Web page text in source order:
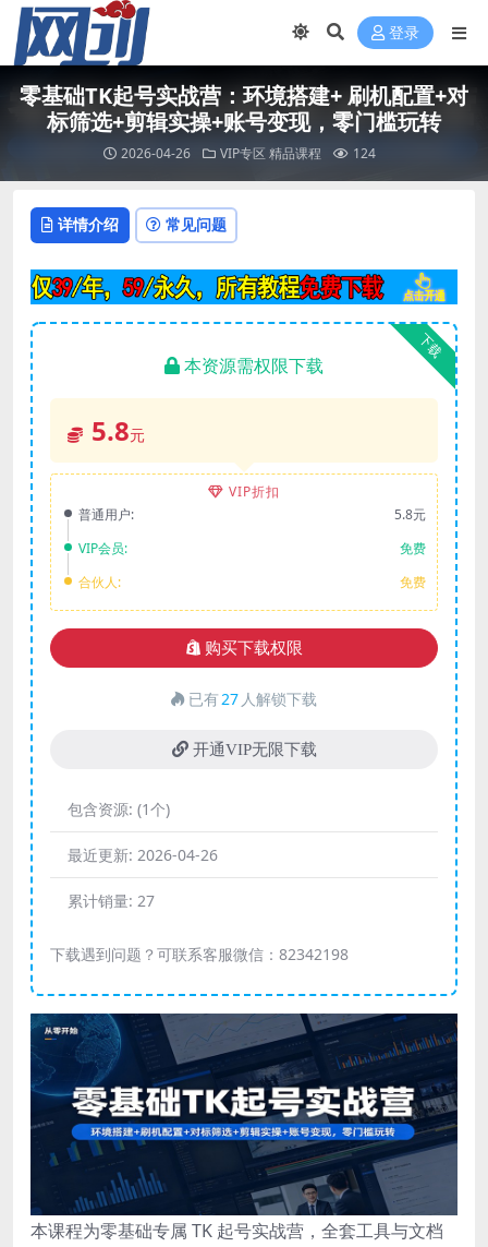
登录
零基础TK起号实战营：环境搭建+ 刷机配置+对
标筛选+剪辑实操+账号变现，零门槛玩转
2026-04-26 VIP专区 精品课程 124
详情介绍 常见问题
下载
本资源需权限下载
5.8元
VIP折扣
普通用户:
5.8元
VIP会员:
免费
合伙人:
免费
购买下载权限
已有27 人解锁下载
开通VIP无限下载
包含资源: (1个)
最近更新: 2026-04-26
累计销量: 27
下载遇到问题？可联系客服微信：82342198
本课程为零基础专属 TK 起号实战营，全套工具与文档